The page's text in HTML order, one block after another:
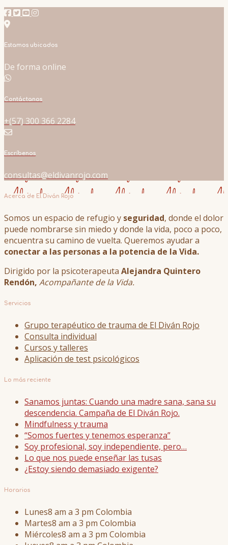
Estamos ubicados
De forma online
Contáctanos
+(57) 300 366 2284
Escríbenos
consultas@eldivanrojo.com
Acerca de El Diván Rojo
Somos un espacio de refugio y seguridad, donde el dolor
puede nombrarse sin miedo y donde la vida, poco a poco,
encuentra su camino de vuelta. Queremos ayudar a
conectar a las personas a la potencia de la Vida.
Dirigido por la psicoterapeuta Alejandra Quintero
Rendón, Acompañante de la Vida.
Servicios
Grupo terapéutico de trauma de El Diván Rojo
Consulta individual
Cursos y talleres
Aplicación de test psicológicos
Lo más reciente
Sanamos juntas: Cuando una madre sana, sana su
descendencia. Campaña de El Diván Rojo.
Mindfulness y trauma
“Somos fuertes y tenemos esperanza”
Soy profesional, soy independiente, pero…
Lo que nos puede enseñar las tusas
¿Estoy siendo demasiado exigente?
Horarios
Lunes8 am a 3 pm Colombia
Martes8 am a 3 pm Colombia
Miércoles8 am a 3 pm Colombia